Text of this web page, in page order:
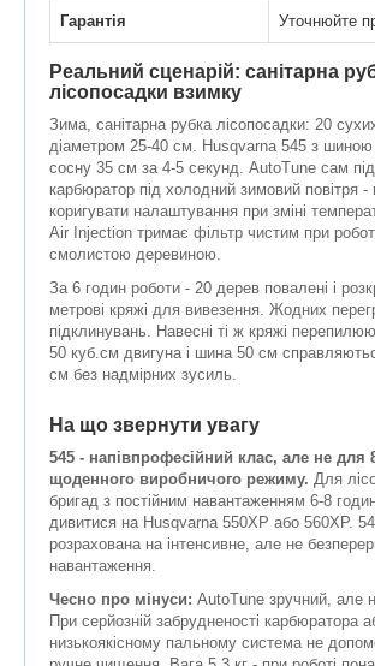
Гарантія Уточнюйте
Реальний сценарій: санітарна
лісопосадки взимку
Зима, санітарна рубка лісопосадки: 20
діаметром 25-40 см. Husqvarna 545 з
сосну 35 см за 4-5 секунд. AutoTune сам
карбюратор під холодний зимовий повітря -
коригувати налаштування при зміні
Air Injection тримає фільтр чистим при
смолистою деревиною.
За 6 годин роботи - 20 дерев повалені і
метрові кряжі для вивезення. Жодних
підклинувань. Навесні ті ж кряжі
50 куб.см двигуна і шина 50 см
см без надмірних зусиль.
На що звернути увагу
545 - напівпрофесійний клас, але не для
щоденного виробничого режиму. Для
бригад з постійним навантаженням 6-8
дивитися на Husqvarna 550XP або 560XP.
розрахована на інтенсивне, але не
навантаження.
Чесно про мінуси: AutoTune зручний, але
При серйозній забрудненості карбюратора
низькоякісному пальному система не